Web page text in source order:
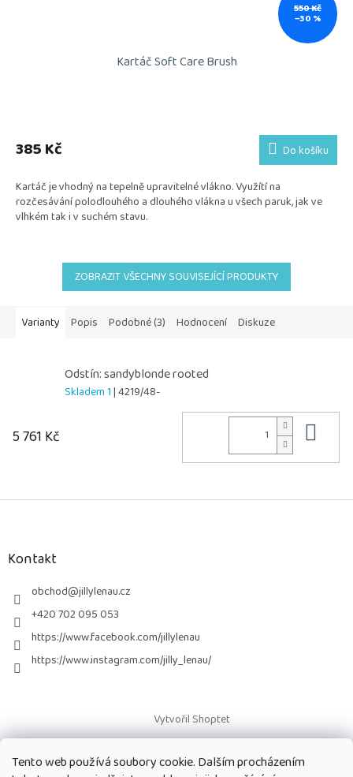
Tento web používá soubory cookie. Dalším procházením
550 Kč
–30 %
Kartáč Soft Care Brush
385 Kč Do košíku
Kartáč je vhodný na tepelně upravitelné vlákno. Využítí na
rozčesávání polodlouhého a dlouhého vlákna u všech paruk, jak ve
vlhkém tak i v suchém stavu.
ZOBRAZIT VŠECHNY SOUVISEJÍCÍ PRODUKTY
Varianty Popis Podobné (3) Hodnocení Diskuze
Odstín: sandyblonde rooted
Skladem 1| 4219/48-
5 761 Kč
Z
Kontakt
obchod@jillylenau.cz
+420 702 095 053
https://www.facebook.com/jillylenau
https://www.instagram.com/jilly_lenau/
Vytvořil Shoptet
Copyright 2026Paruky Jilly Lenau s.r.o.. Všechna práva vyhrazena.